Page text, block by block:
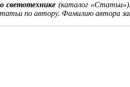
светотехнике (каталог
по автору. Фамилию автора